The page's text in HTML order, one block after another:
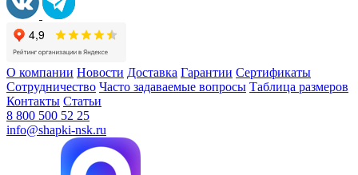
О компании Новости Доставка Гарантии Сертификаты
Сотрудничество Часто задаваемые вопросы Таблица размеров
Контакты Статьи
8 800 500 52 25
info@shapki-nsk.ru